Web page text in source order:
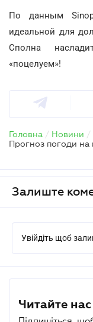
По данным
идеальной для
Сполна
«поцелуем»!
Головна / Новини /
Залиште
Увійдіть щоб
Читайте